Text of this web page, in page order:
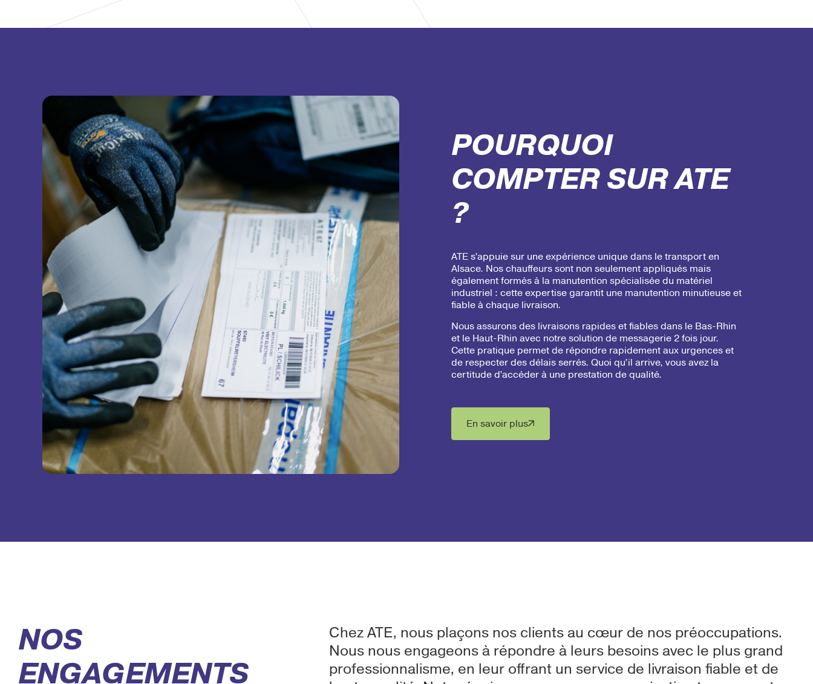
POURQUOI
COMPTER SUR ATE
?
ATE s’appuie sur une expérience unique dans le transport en
Alsace. Nos chauffeurs sont non seulement appliqués mais
également formés à la manutention spécialisée du matériel
industriel : cette expertise garantit une manutention minutieuse et
fiable à chaque livraison.
Nous assurons des livraisons rapides et fiables dans le Bas-Rhin
et le Haut-Rhin avec notre solution de messagerie 2 fois jour.
Cette pratique permet de répondre rapidement aux urgences et
de respecter des délais serrés. Quoi qu’il arrive, vous avez la
certitude d’accéder à une prestation de qualité.
En savoir plus
NOS
ENGAGEMENTS
Chez ATE, nous plaçons nos clients au cœur de nos préoccupations.
Nous nous engageons à répondre à leurs besoins avec le plus grand
professionnalisme, en leur offrant un service de livraison fiable et de